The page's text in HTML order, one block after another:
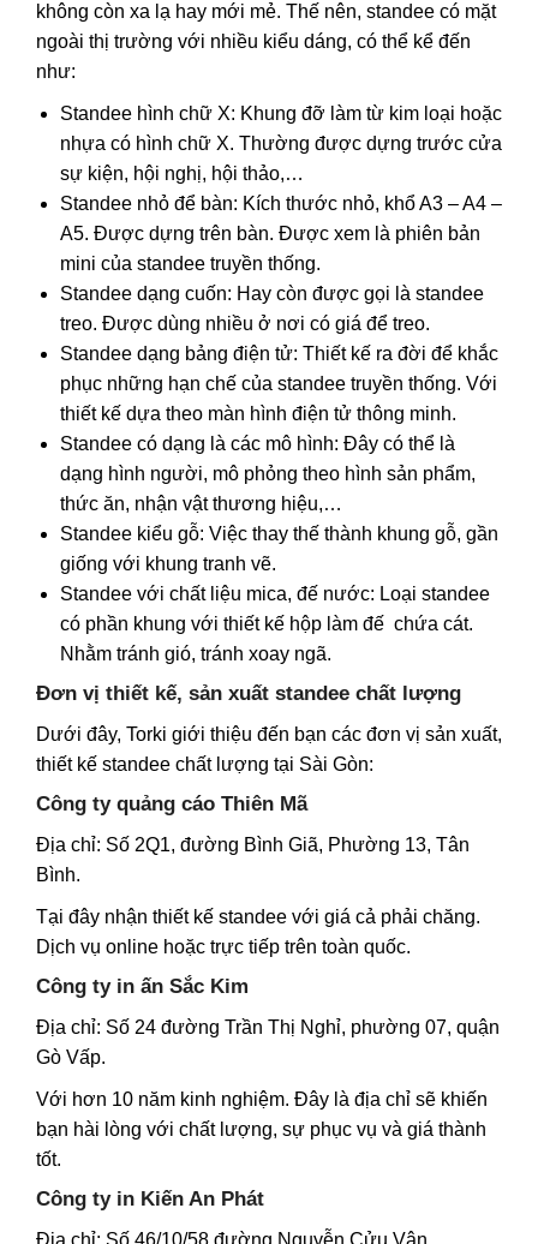
không còn xa lạ hay mới mẻ. Thế nên, standee có mặt
ngoài thị trường với nhiều kiểu dáng, có thể kể đến
như:
Standee hình chữ X: Khung đỡ làm từ kim loại hoặc
nhựa có hình chữ X. Thường được dựng trước cửa
sự kiện, hội nghị, hội thảo,…
Standee nhỏ để bàn: Kích thước nhỏ, khổ A3 – A4 –
A5. Được dựng trên bàn. Được xem là phiên bản
mini của standee truyền thống.
Standee dạng cuốn: Hay còn được gọi là standee
treo. Được dùng nhiều ở nơi có giá để treo.
Standee dạng bảng điện tử: Thiết kế ra đời để khắc
phục những hạn chế của standee truyền thống. Với
thiết kế dựa theo màn hình điện tử thông minh.
Standee có dạng là các mô hình: Đây có thể là
dạng hình người, mô phỏng theo hình sản phẩm,
thức ăn, nhận vật thương hiệu,…
Standee kiểu gỗ: Việc thay thế thành khung gỗ, gần
giống với khung tranh vẽ.
Standee với chất liệu mica, đế nước: Loại standee
có phần khung với thiết kế hộp làm đế chứa cát.
Nhằm tránh gió, tránh xoay ngã.
Đơn vị thiết kế, sản xuất standee chất lượng
Dưới đây, Torki giới thiệu đến bạn các đơn vị sản xuất,
thiết kế standee chất lượng tại Sài Gòn:
Công ty quảng cáo Thiên Mã
Địa chỉ: Số 2Q1, đường Bình Giã, Phường 13, Tân
Bình.
Tại đây nhận thiết kế standee với giá cả phải chăng.
Dịch vụ online hoặc trực tiếp trên toàn quốc.
Công ty in ấn Sắc Kim
Địa chỉ: Số 24 đường Trần Thị Nghỉ, phường 07, quận
Gò Vấp.
Với hơn 10 năm kinh nghiệm. Đây là địa chỉ sẽ khiến
bạn hài lòng với chất lượng, sự phục vụ và giá thành
tốt.
Công ty in Kiến An Phát